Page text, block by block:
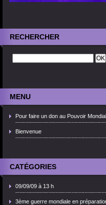
RECHERCHER
MENU
Pour faire un don au Pouvoir Mondial
Bienvenue
CATÉGORIES
09/09/09 à 13 h
3ème guerre mondiale en